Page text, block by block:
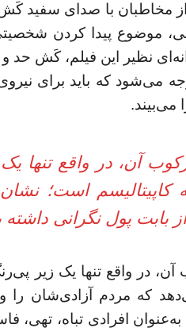
با صدای سفید کَش
موضوع پیدا کردن
نظیر این فیلم، کَش حد
که باید برای نیروی
می‌بیند.
آن، در واقع تنها
کاپیتالیسم است؛
بابت پول نگرانی داشته
در واقع تنها یک زیر
که مردم آزادی‌شان را
افرادی تباه، تهی،